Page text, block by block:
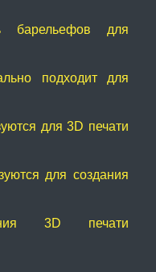
барельефов для
подходит для
для 3D печати
для создания
3D печати